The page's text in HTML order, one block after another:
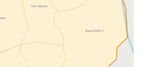
Augustówka
Czerniaków